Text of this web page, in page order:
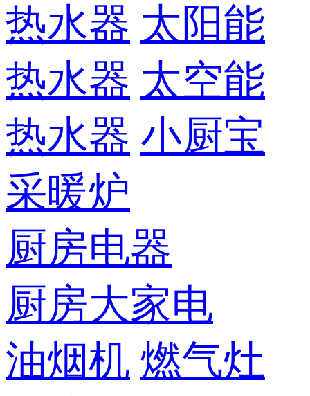
热水器 太阳能
热水器 太空能
热水器 小厨宝
采暖炉
厨房电器
厨房大家电
油烟机 燃气灶